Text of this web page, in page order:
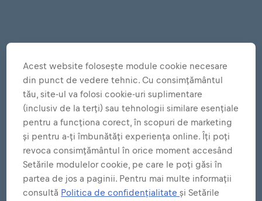
Acest website folosește module cookie necesare
din punct de vedere tehnic. Cu consimțământul
tău, site-ul va folosi cookie-uri suplimentare
(inclusiv de la terți) sau tehnologii similare esențiale
pentru a funcționa corect, în scopuri de marketing
și pentru a-ți îmbunătăți experiența online. Îți poți
revoca consimțământul în orice moment accesând
Setările modulelor cookie, pe care le poți găsi în
partea de jos a paginii. Pentru mai multe informații
consultă Politica de confidențialitateși Setările